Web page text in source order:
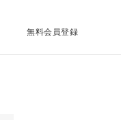
無料会員登録